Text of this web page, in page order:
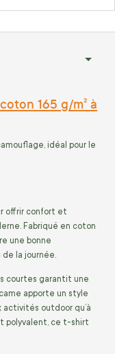
165 g/m² à
idéal pour le
offrir confort et
Fabriqué en coton
une bonne
la journée.
courtes garantit une
apporte un style
outdoor qu’à
polyvalent, ce t-shirt